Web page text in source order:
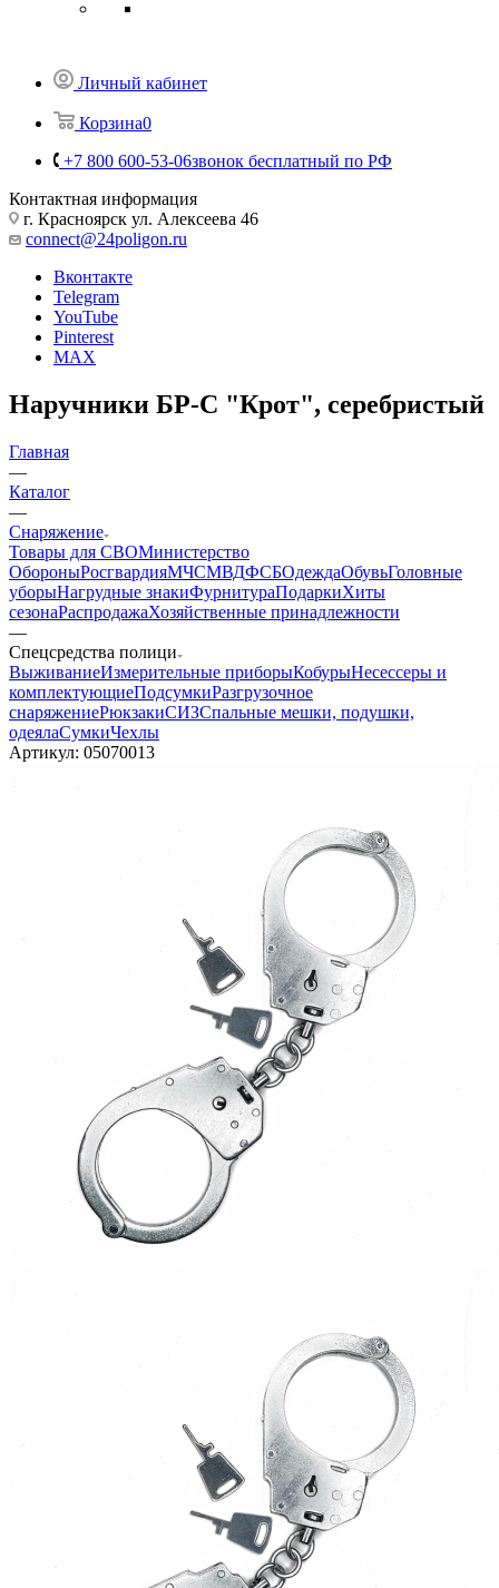
Личный кабинет
Корзина0
+7 800 600-53-06звонок бесплатный по РФ
Контактная информация
г. Красноярск ул. Алексеева 46
connect@24poligon.ru
Вконтакте
Telegram
YouTube
Pinterest
MAX
Наручники БР-С "Крот", серебристый
Главная
—
Каталог
—
Снаряжение
Товары для СВОМинистерство
ОбороныРосгвардияМЧСМВДФСБОдеждаОбувьГоловные
уборыНагрудные знакиФурнитураПодаркиХиты
сезонаРаспродажаХозяйственные принадлежности
—
Спецсредства полици
ВыживаниеИзмерительные приборыКобурыНесессеры и
комплектующиеПодсумкиРазгрузочное
снаряжениеРюкзакиСИЗСпальные мешки, подушки,
одеялаСумкиЧехлы
Артикул: 05070013